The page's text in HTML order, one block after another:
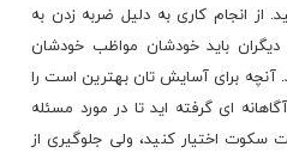
از انجام کاری به دلیل ضربه زدن به
دیگران باید خودشان مواظب خودشان
برای آسایش تان بهترین است را
ای گرفته اید تا در مورد مسئله
اختیار کنید، ولی جلوگیری از